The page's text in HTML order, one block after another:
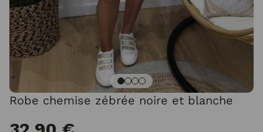
Robe chemise zébrée noire et blanche